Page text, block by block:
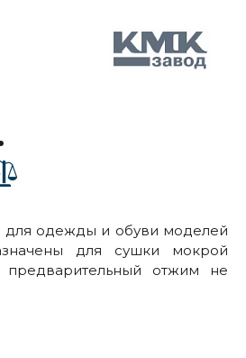
одежды и обуви моделей
для сушки мокрой
отжим не